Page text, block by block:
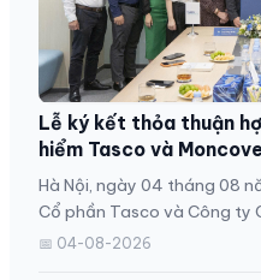
Lễ ký kết thỏa thuận
hiểm Tasco và
Hà Nội, ngày 04 tháng 08
Cổ phần Tasco và Công ty
đã...
📅 04-08-2026